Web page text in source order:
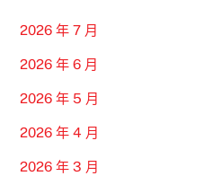
2026 年 7 月
2026 年 6 月
2026 年 5 月
2026 年 4 月
2026 年 3 月